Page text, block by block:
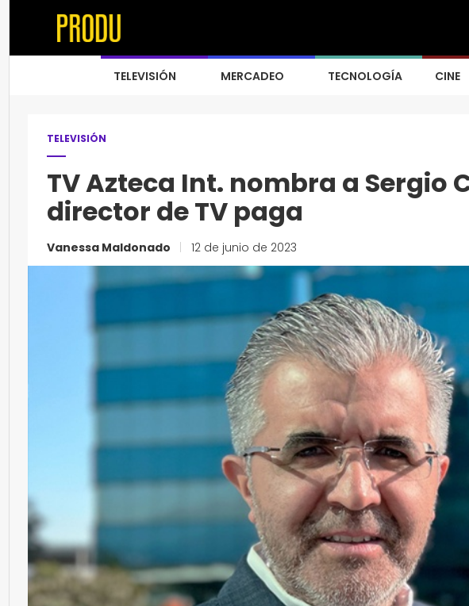
TELEVISIÓN MERCADEO TECNOLOGÍA CINE
TELEVISIÓN
TV Azteca Int. nombra a Sergio
director de TV paga
Vanessa Maldonado 12 de junio de 2023